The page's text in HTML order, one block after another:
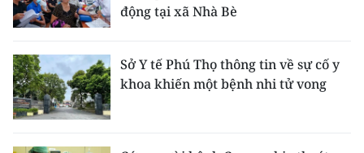
động tại xã Nhà Bè
Sở Y tế Phú Thọ thông tin về sự cố y
khoa khiến một bệnh nhi tử vong